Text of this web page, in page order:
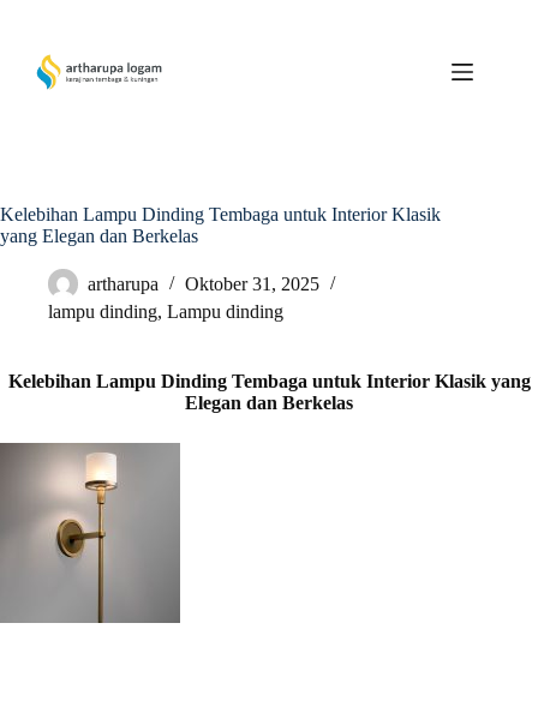
content
Kelebihan Lampu Dinding Tembaga untuk Interior Klasik
yang Elegan dan Berkelas
artharupa
Oktober 31, 2025
lampu dinding, Lampu dinding
Kelebihan Lampu Dinding Tembaga untuk Interior Klasik yang
Elegan dan Berkelas